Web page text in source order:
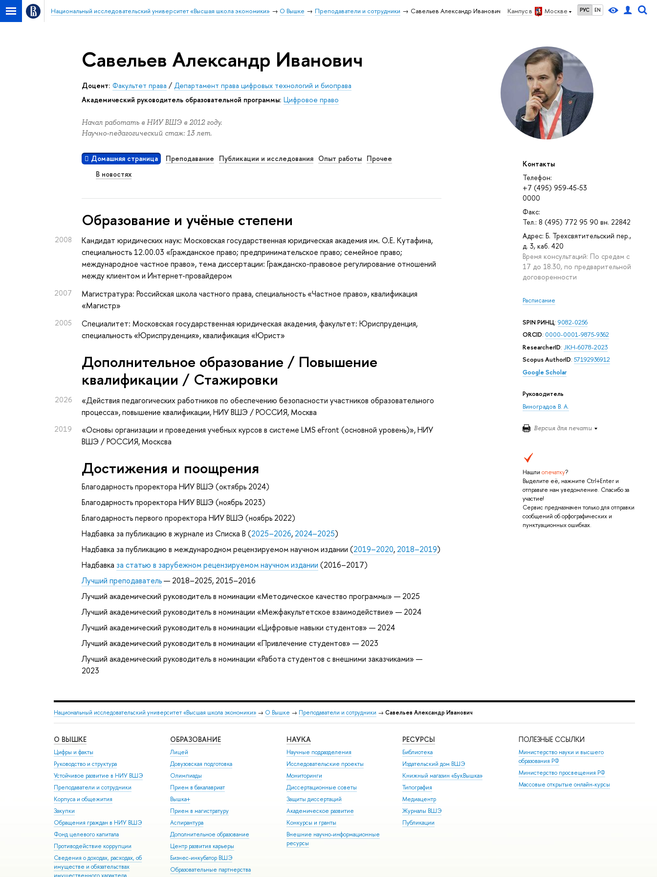
Кампус в Москве РУС EN
Национальный исследовательский университет «Высшая школа экономики» О Вышке Преподаватели и сотрудники Савельев Александр Иванович
Контакты
Телефон:
+7 (495) 959-45-53
0000
Факс:
Тел.: 8 (495) 772 95 90 вн. 22842
Адрес: Б. Трехсвятительский пер.,
д. 3, каб. 420
Время консультаций: По средам с
17 до 18.30, по предварительной
договоренности
Расписание
SPIN РИНЦ: 9082-0256
ORCID: 0000-0001-9875-9362
ResearcherID: JKH-6078-2023
Scopus AuthorID: 57192936912
Google Scholar
Руководитель
Виноградов В. А.
Версия для печати
Нашли опечатку?
Выделите её, нажмите Ctrl+Enter и
отправьте нам уведомление. Спасибо за
участие!
Сервис предназначен только для отправки
сообщений об орфографических и
пунктуационных ошибках.
Савельев Александр Иванович
Доцент: Факультет права / Департамент права цифровых технологий и биоправа
Академический руководитель образовательной программы: Цифровое право
Начал работать в НИУ ВШЭ в 2012 году.
Научно-педагогический стаж: 13 лет.
Домашняя страница Преподавание Публикации и исследования Опыт работы Прочее
В новостях
Oбразование и учёные степени
2008
Кандидат юридических наук: Московская государственная юридическая академия им. О.Е. Кутафина,
специальность 12.00.03 «Гражданское право; предпринимательское право; семейное право;
международное частное право», тема диссертации: Гражданско-правовое регулирование отношений
между клиентом и Интернет-провайдером
2007
Магистратура: Российская школа частного права, специальность «Частное право», квалификация
«Магистр»
2005
Специалитет: Московская государственная юридическая академия, факультет: Юриспруденция,
специальность «Юриспруденция», квалификация «Юрист»
Дополнительное образование / Повышение
квалификации / Стажировки
2026
«Действия педагогических работников по обеспечению безопасности участников образовательного
процесса», повышение квалификации, НИУ ВШЭ / РОССИЯ, Москва
2019 «Основы организации и проведения учебных курсов в системе LMS eFront (основной уровень)», НИУ
ВШЭ / РОССИЯ, Москсва
Достижения и поощрения
Благодарность проректора НИУ ВШЭ (октябрь 2024)
Благодарность проректора НИУ ВШЭ (ноябрь 2023)
Благодарность первого проректора НИУ ВШЭ (ноябрь 2022)
Надбавка за публикацию в журнале из Списка B (2025–2026, 2024–2025)
Надбавка за публикацию в международном рецензируемом научном издании (2019–2020, 2018–2019)
Надбавка за статью в зарубежном рецензируемом научном издании (2016–2017)
Лучший преподаватель— 2018–2025, 2015–2016
Лучший академический руководитель в номинации «Методическое качество программы» — 2025
Лучший академический руководитель в номинации «Межфакультетское взаимодействие» — 2024
Лучший академический руководитель в номинации «Цифровые навыки студентов» — 2024
Лучший академический руководитель в номинации «Привлечение студентов» — 2023
Лучший академический руководитель в номинации «Работа студентов с внешними заказчиками» —
2023
Национальный исследовательский университет «Высшая школа экономики» → О Вышке → Преподаватели и сотрудники → Савельев Александр Иванович
О ВЫШКЕ
Цифры и факты
Руководство и структура
Устойчивое развитие в НИУ ВШЭ
Преподаватели и сотрудники
Корпуса и общежития
Закупки
Обращения граждан в НИУ ВШЭ
Фонд целевого капитала
Противодействие коррупции
Сведения о доходах, расходах, об
имуществе и обязательствах
ОБРАЗОВАНИЕ
Лицей
Довузовская подготовка
Олимпиады
Прием в бакалавриат
Вышка+
Прием в магистратуру
Аспирантура
Дополнительное образование
Центр развития карьеры
Бизнес-инкубатор ВШЭ
Образовательные партнерства
НАУКА
Научные подразделения
Исследовательские проекты
Мониторинги
Диссертационные советы
Защиты диссертаций
Академическое развитие
Конкурсы и гранты
Внешние научно-информационные
ресурсы
РЕСУРСЫ
Библиотека
Издательский дом ВШЭ
Книжный магазин «БукВышка»
Типография
Медиацентр
Журналы ВШЭ
Публикации
ПОЛЕЗНЫЕ ССЫЛКИ
Министерство науки и высшего
образования РФ
Министерство просвещения РФ
Массовые открытые онлайн-курсы